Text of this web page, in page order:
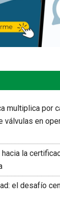
multiplica por
válvulas en
hacia la
el desafío